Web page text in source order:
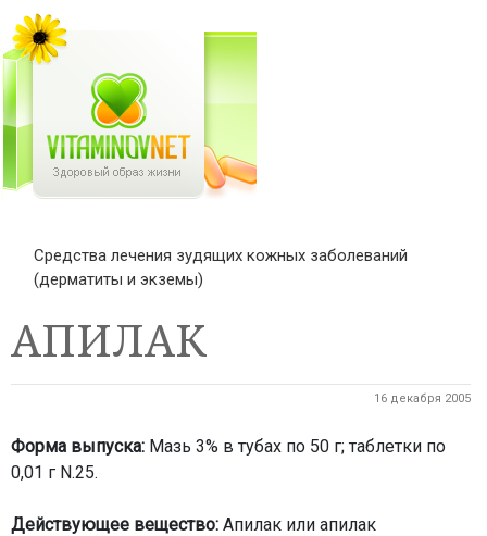
Средства лечения зудящих кожных заболеваний
(дерматиты и экземы)
АПИЛАК
16 декабря 2005
Форма выпуска: Мазь 3% в тубах по 50 г; таблетки по
0,01 г N.25.
Действующее вещество: Апилак или апилак